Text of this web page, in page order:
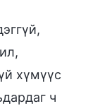
хүмүүс
ч